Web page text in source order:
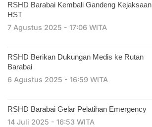
RSHD Barabai Kembali Gandeng Kejaksaan
HST
7 Agustus 2025 - 17:06 WITA
RSHD Berikan Dukungan Medis ke Rutan
Barabai
6 Agustus 2025 - 16:59 WITA
RSHD Barabai Gelar Pelatihan Emergency
14 Juli 2025 - 16:53 WITA